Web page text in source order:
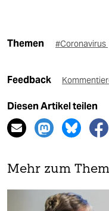
Themen #Coronavirus
Feedback
Diesen Artikel teilen
Mehr zum